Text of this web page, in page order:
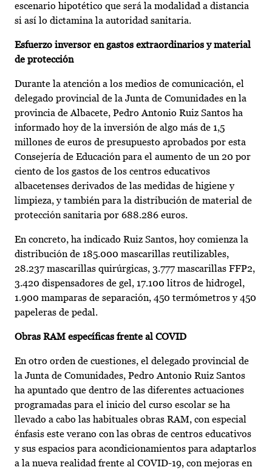
escenario hipotético que será la modalidad a distancia
si así lo dictamina la autoridad sanitaria.
Esfuerzo inversor en gastos extraordinarios y material
de protección
Durante la atención a los medios de comunicación, el
delegado provincial de la Junta de Comunidades en la
provincia de Albacete, Pedro Antonio Ruiz Santos ha
informado hoy de la inversión de algo más de 1,5
millones de euros de presupuesto aprobados por esta
Consejería de Educación para el aumento de un 20 por
ciento de los gastos de los centros educativos
albacetenses derivados de las medidas de higiene y
limpieza, y también para la distribución de material de
protección sanitaria por 688.286 euros.
En concreto, ha indicado Ruiz Santos, hoy comienza la
distribución de 185.000 mascarillas reutilizables,
28.237 mascarillas quirúrgicas, 3.777 mascarillas FFP2,
3.420 dispensadores de gel, 17.100 litros de hidrogel,
1.900 mamparas de separación, 450 termómetros y 450
papeleras de pedal.
Obras RAM específicas frente al COVID
En otro orden de cuestiones, el delegado provincial de
la Junta de Comunidades, Pedro Antonio Ruiz Santos
ha apuntado que dentro de las diferentes actuaciones
programadas para el inicio del curso escolar se ha
llevado a cabo las habituales obras RAM, con especial
énfasis este verano con las obras de centros educativos
y sus espacios para acondicionamientos para adaptarlos
a la nueva realidad frente al COVID-19, con mejoras en